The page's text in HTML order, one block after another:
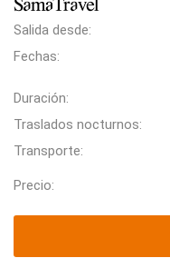
Salida desde:
Fechas:
Duración:
Traslados nocturnos:
Transporte:
Precio: